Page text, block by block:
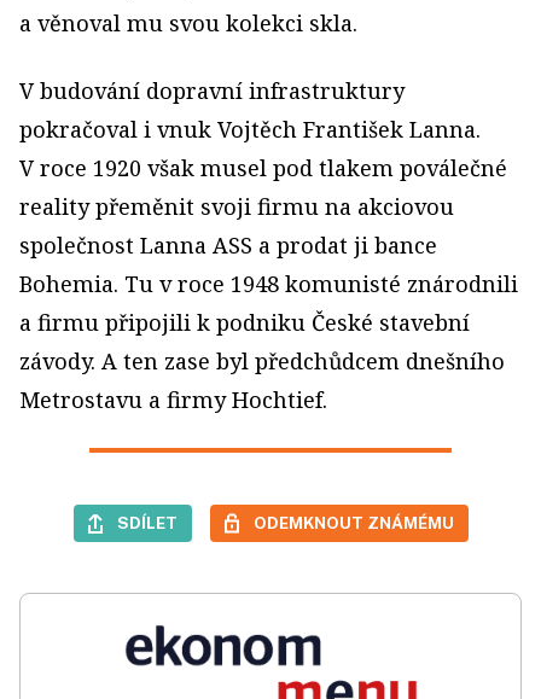
a věnoval mu svou kolekci skla.
V budování dopravní infrastruktury
pokračoval i vnuk Vojtěch František Lanna.
V roce 1920 však musel pod tlakem poválečné
reality přeměnit svoji firmu na akciovou
společnost Lanna ASS a prodat ji bance
Bohemia. Tu v roce 1948 komunisté znárodnili
a firmu připojili k podniku České stavební
závody. A ten zase byl před­chůdcem dnešního
Metrostavu a firmy Hochtief.
SDÍLET ODEMKNOUT ZNÁMÉMU